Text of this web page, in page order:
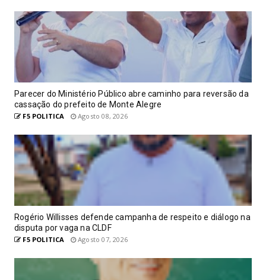
Parecer do Ministério Público abre caminho para reversão da
cassação do prefeito de Monte Alegre
F5 POLITICA Agosto 08, 2026
Rogério Willisses defende campanha de respeito e diálogo na
disputa por vaga na CLDF
F5 POLITICA Agosto 07, 2026